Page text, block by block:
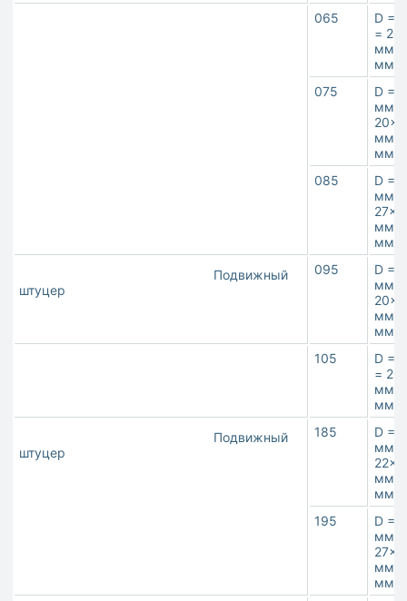
065
D =
=
мм
075
D =
мм
085
D =
27×2
мм
Подвижный
штуцер
095
D =
мм
105
D =
=
мм
Подвижный
штуцер
185
D =
мм
195
D =
27×2
мм